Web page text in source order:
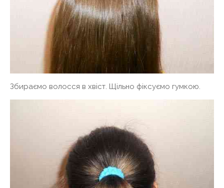
Збираємо волосся в хвіст. Щільно фіксуємо гумкою.